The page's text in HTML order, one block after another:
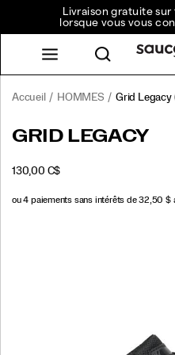
Livraison gratuite
lorsque vous vous
Accueil HOMMES Grid Legacy
<p>Entrez
futur
un
https://www.saucony.com/CA/
GRID LEGACY
130,00 C$INSTOCK